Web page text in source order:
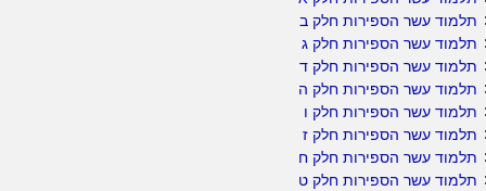
תלמוד עשר הספירות חלק ב
תלמוד עשר הספירות חלק ג
תלמוד עשר הספירות חלק ד
תלמוד עשר הספירות חלק ה
תלמוד עשר הספירות חלק ו
תלמוד עשר הספירות חלק ז
תלמוד עשר הספירות חלק ח
תלמוד עשר הספירות חלק ט